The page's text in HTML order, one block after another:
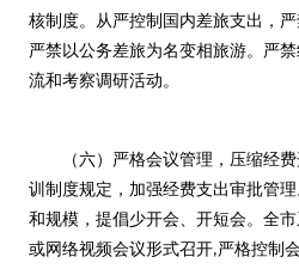
核制度。从严控制国内差旅支出，
严禁以公务差旅为名变相旅游。严
流和考察调研活动。
（六）严格会议管理，压缩经
训制度规定，加强经费支出审批管
和规模，提倡少开会、开短会。全
或网络视频会议形式召开,严格控制